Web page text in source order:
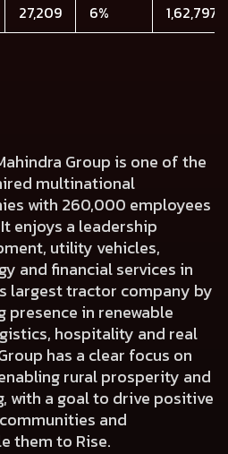
27,209 6% 1,62,797
Group is one of the
multinational
with 260,000 employees
enjoys a leadership
utility vehicles,
and financial services in
largest tractor company by
presence in renewable
hospitality and real
has a clear focus on
rural prosperity and
with a goal to drive positive
and
them to Rise.